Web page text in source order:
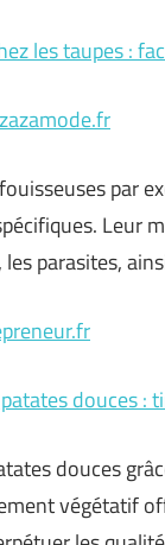
les taupes :
zazamode.fr
par
parasites,
douces :
douces
végétatif